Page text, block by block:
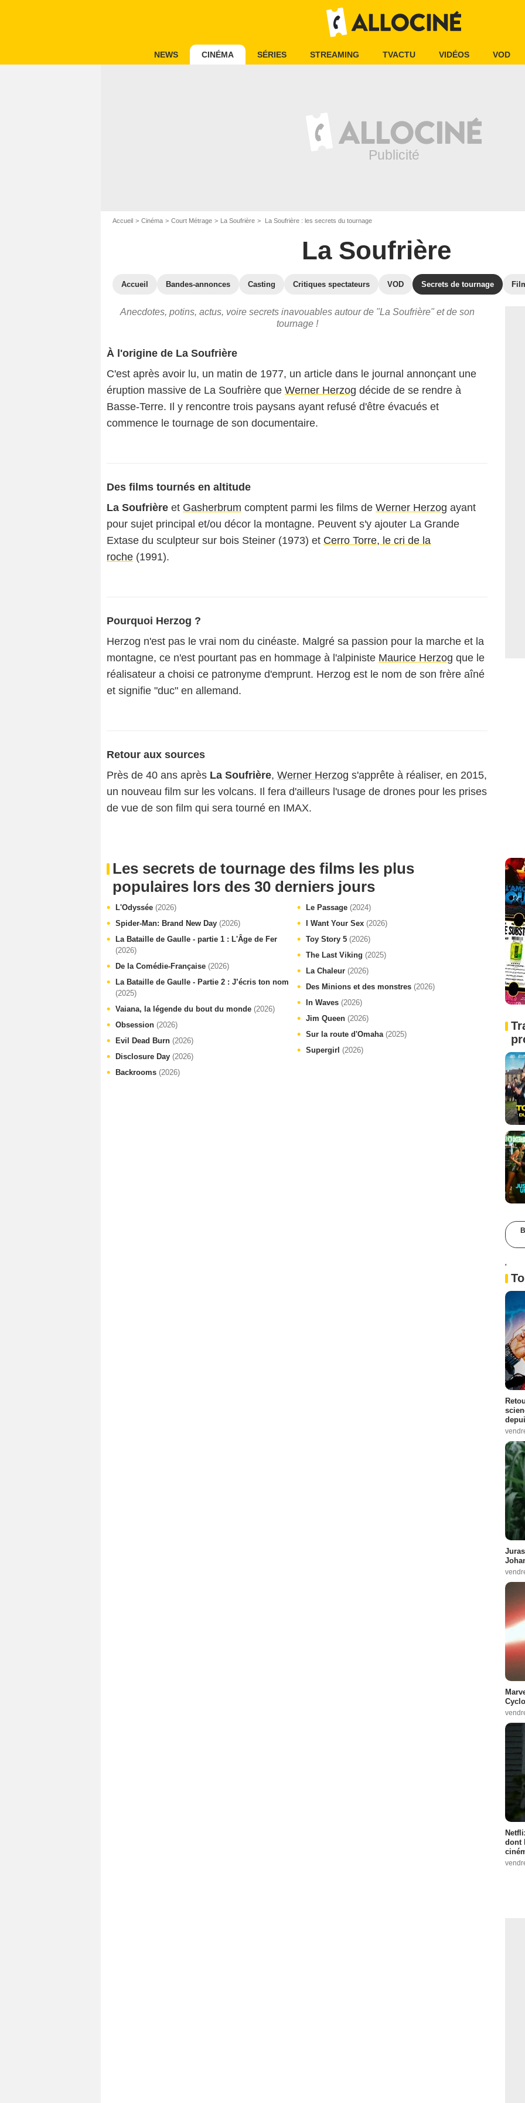
NEWS CINÉMA SÉRIES STREAMING TVACTU VIDÉOS VOD
Accueil Cinéma Court Métrage La Soufrière La Soufrière : les secrets du tournage
La Soufrière
Accueil Bandes-annonces Casting Critiques spectateurs VOD Secrets de tournage
Anecdotes, potins, actus, voire secrets inavouables autour de "La Soufrière" et de son
tournage !
À l'origine de La Soufrière
C'est après avoir lu, un matin de 1977, un article dans le journal annonçant une
éruption massive de La Soufrière que Werner Herzog décide de se rendre à
Basse-Terre. Il y rencontre trois paysans ayant refusé d'être évacués et
commence le tournage de son documentaire.
Des films tournés en altitude
La Soufrière et Gasherbrum comptent parmi les films de Werner Herzog ayant
pour sujet principal et/ou décor la montagne. Peuvent s'y ajouter La Grande
Extase du sculpteur sur bois Steiner (1973) et Cerro Torre, le cri de la
roche (1991).
Pourquoi Herzog ?
Herzog n'est pas le vrai nom du cinéaste. Malgré sa passion pour la marche et la
montagne, ce n'est pourtant pas en hommage à l'alpiniste Maurice Herzog que le
réalisateur a choisi ce patronyme d'emprunt. Herzog est le nom de son frère aîné
et signifie "duc" en allemand.
Retour aux sources
Près de 40 ans après La Soufrière, Werner Herzog s'apprête à réaliser, en 2015,
un nouveau film sur les volcans. Il fera d'ailleurs l'usage de drones pour les prises
de vue de son film qui sera tourné en IMAX.
Les secrets de tournage des films les plus
populaires lors des 30 derniers jours
L'Odyssée (2026)
Spider-Man: Brand New Day (2026)
La Bataille de Gaulle - partie 1 : L'Âge de Fer
(2026)
De la Comédie-Française (2026)
La Bataille de Gaulle - Partie 2 : J’écris ton nom
(2025)
Vaiana, la légende du bout du monde (2026)
Obsession (2026)
Evil Dead Burn (2026)
Disclosure Day (2026)
Backrooms (2026)
Le Passage (2024)
I Want Your Sex (2026)
Toy Story 5 (2026)
The Last Viking (2025)
La Chaleur (2026)
Des Minions et des monstres (2026)
In Waves (2026)
Jim Queen (2026)
Sur la route d'Omaha (2025)
Supergirl (2026)
'
dont